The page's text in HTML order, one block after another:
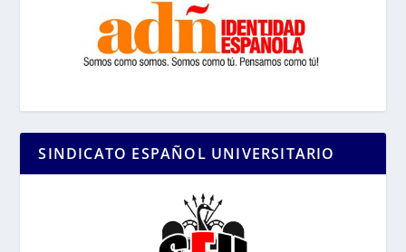
SINDICATO ESPAÑOL UNIVERSITARIO